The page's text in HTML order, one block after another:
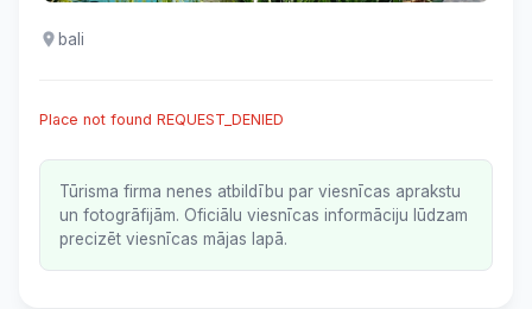
bali
Place not found REQUEST_DENIED
Tūrisma firma nenes atbildību par viesnīcas aprakstu
un fotogrāfijām. Oficiālu viesnīcas informāciju lūdzam
precizēt viesnīcas mājas lapā.